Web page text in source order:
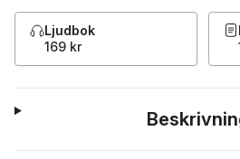
Ljudbok
169 kr